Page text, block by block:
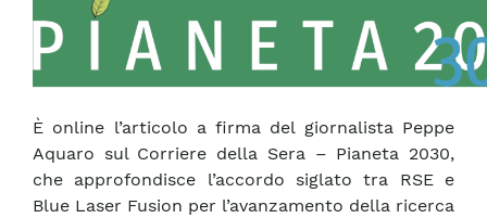
È online l’articolo a firma del giornalista Peppe
Aquaro sul Corriere della Sera – Pianeta 2030,
che approfondisce l’accordo siglato tra RSE e
Blue Laser Fusion per l’avanzamento della ricerca